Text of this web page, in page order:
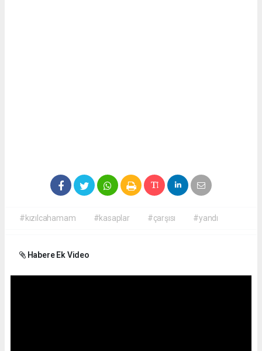
#kızılcahamam #kasaplar #çarşısı #yandı
Habere Ek Video